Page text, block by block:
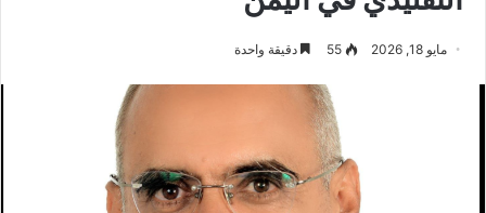
مايو 18, 2026 55 دقيقة واحدة